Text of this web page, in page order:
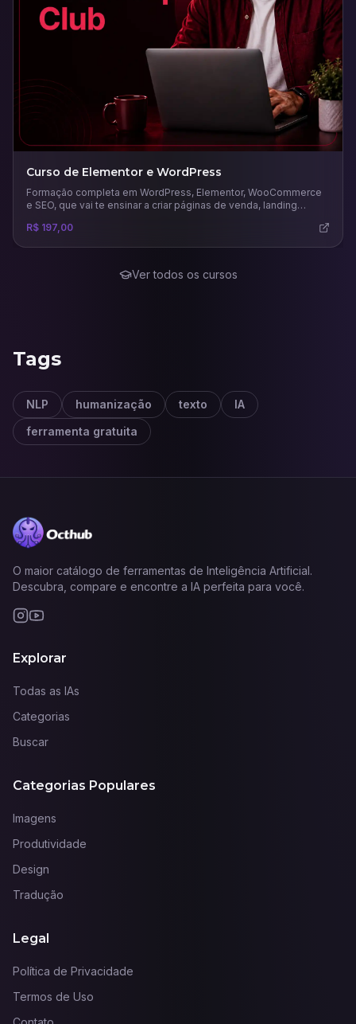
Curso de Elementor e WordPress
Formação completa em WordPress, Elementor, WooCommerce
e SEO, que vai te ensinar a criar páginas de venda, landing
R$ 197,00
Ver todos os cursos
Tags
NLP humanização texto
IA
ferramenta gratuita
O maior catálogo de ferramentas de Inteligência Artificial.
Descubra, compare e encontre a IA perfeita para você.
Explorar
Todas as IAs
Categorias
Buscar
Categorias Populares
Imagens
Produtividade
Design
Tradução
Legal
Política de Privacidade
Termos de Uso